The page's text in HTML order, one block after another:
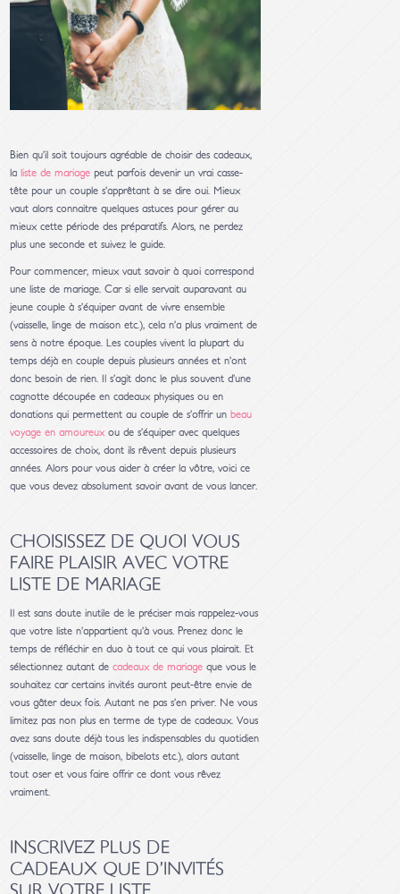
Bien qu’il soit toujours agréable de choisir des cadeaux,
la liste de mariage peut parfois devenir un vrai casse-
tête pour un couple s’apprêtant à se dire oui. Mieux
vaut alors connaitre quelques astuces pour gérer au
mieux cette période des préparatifs. Alors, ne perdez
plus une seconde et suivez le guide.
Pour commencer, mieux vaut savoir à quoi correspond
une liste de mariage. Car si elle servait auparavant au
jeune couple à s’équiper avant de vivre ensemble
(vaisselle, linge de maison etc.), cela n’a plus vraiment de
sens à notre époque. Les couples vivent la plupart du
temps déjà en couple depuis plusieurs années et n’ont
donc besoin de rien. Il s’agit donc le plus souvent d’une
cagnotte découpée en cadeaux physiques ou en
donations qui permettent au couple de s’offrir unbeau
voyage en amoureux ou de s’équiper avec quelques
accessoires de choix, dont ils rêvent depuis plusieurs
années. Alors pour vous aider à créer la vôtre, voici ce
que vous devez absolument savoir avant de vous lancer.
CHOISISSEZ DE QUOI VOUS
FAIRE PLAISIR AVEC VOTRE
LISTE DE MARIAGE
Il est sans doute inutile de le préciser mais rappelez-vous
que votre liste n’appartient qu’à vous. Prenez donc le
temps de réfléchir en duo à tout ce qui vous plairait. Et
sélectionnez autant decadeaux de mariage que vous le
souhaitez car certains invités auront peut-être envie de
vous gâter deux fois. Autant ne pas s’en priver. Ne vous
limitez pas non plus en terme de type de cadeaux. Vous
avez sans doute déjà tous les indispensables du quotidien
(vaisselle, linge de maison, bibelots etc.), alors autant
tout oser et vous faire offrir ce dont vous rêvez
vraiment.
INSCRIVEZ PLUS DE
CADEAUX QUE D’INVITÉS